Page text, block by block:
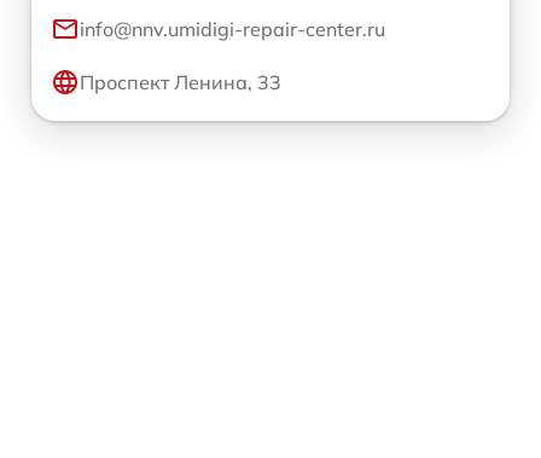
info@nnv.umidigi-repair-center.ru
Проспект Ленина, 33